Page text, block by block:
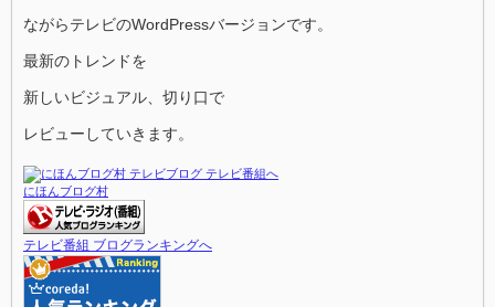
ながらテレビのWordPressバージョンです。
最新のトレンドを
新しいビジュアル、切り口で
レビューしていきます。
にほんブログ村
テレビ番組 ブログランキングへ